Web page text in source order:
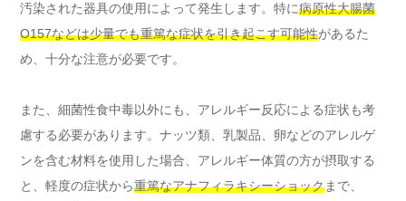
汚染された器具の使用によって発生します。特に病原性大腸菌
O157などは少量でも重篤な症状を引き起こす可能性があるた
め、十分な注意が必要です。
また、細菌性食中毒以外にも、アレルギー反応による症状も考
慮する必要があります。ナッツ類、乳製品、卵などのアレルゲ
ンを含む材料を使用した場合、アレルギー体質の方が摂取する
と、軽度の症状から重篤なアナフィラキシーショックまで、